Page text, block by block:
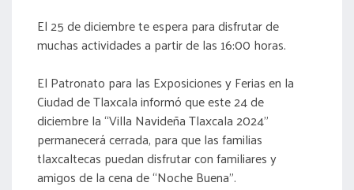
El 25 de diciembre te espera para disfrutar de
muchas actividades a partir de las 16:00 horas.
El Patronato para las Exposiciones y Ferias en la
Ciudad de Tlaxcala informó que este 24 de
diciembre la “Villa Navideña Tlaxcala 2024”
permanecerá cerrada, para que las familias
tlaxcaltecas puedan disfrutar con familiares y
amigos de la cena de “Noche Buena”.